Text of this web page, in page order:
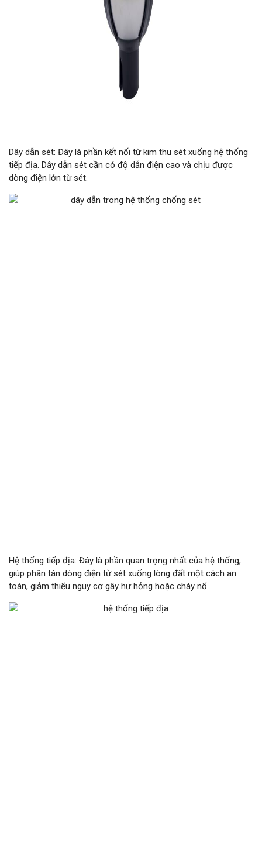
Dây dẫn sét: Đây là phần kết nối từ kim thu sét xuống hệ thống
tiếp địa. Dây dẫn sét cần có độ dẫn điện cao và chịu được
dòng điện lớn từ sét.
Hệ thống tiếp địa: Đây là phần quan trọng nhất của hệ thống,
giúp phân tán dòng điện từ sét xuống lòng đất một cách an
toàn, giảm thiểu nguy cơ gây hư hỏng hoặc cháy nổ.